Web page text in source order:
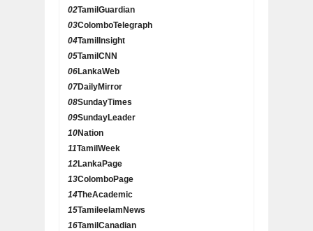
02TamilGuardian
03ColomboTelegraph
04TamilInsight
05TamilCNN
06LankaWeb
07DailyMirror
08SundayTimes
09SundayLeader
10Nation
11TamilWeek
12LankaPage
13ColomboPage
14TheAcademic
15TamileelamNews
16TamilCanadian